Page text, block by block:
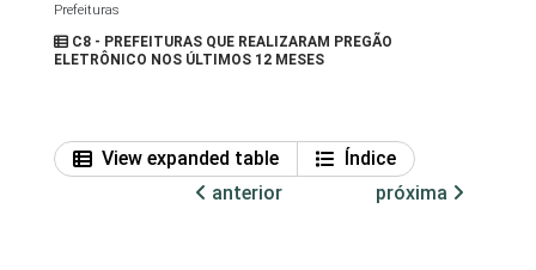
Prefeituras
C8 - PREFEITURAS QUE REALIZARAM PREGÃO
ELETRÔNICO NOS ÚLTIMOS 12 MESES
View expanded table
Índice
anterior
próxima